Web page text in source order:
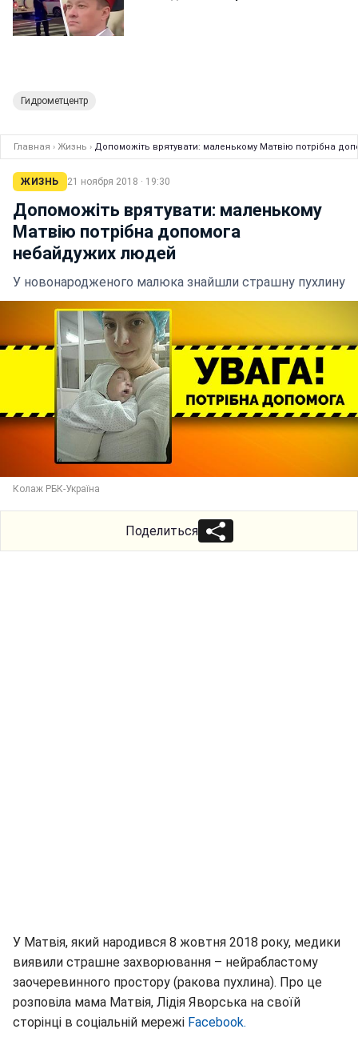
Гидрометцентр
Главная › Жизнь › Допоможіть врятувати: маленькому Матвію потрібна
ЖИЗНЬ 21 ноября 2018 · 19:30
Допоможіть врятувати: маленькому
Матвію потрібна допомога
небайдужих людей
У новонародженого малюка знайшли страшну пухлину
Колаж РБК-Україна
Поделиться
У Матвія, який народився 8 жовтня 2018 року, медики
виявили страшне захворювання – нейрабластому
заочеревинного простору (ракова пухлина). Про це
розповіла мама Матвія, Лідія Яворська на своїй
сторінці в соціальній мережі Facebook.